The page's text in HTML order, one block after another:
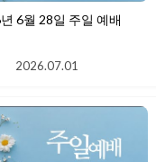
2026년 6월 28일 주일 예배
2026.07.01